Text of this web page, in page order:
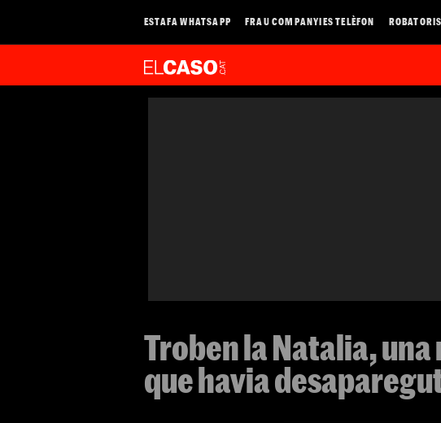
ESTAFA WHATSAPP FRAU COMPANYIES TELÈFON
Troben la Natalia, una
que havia